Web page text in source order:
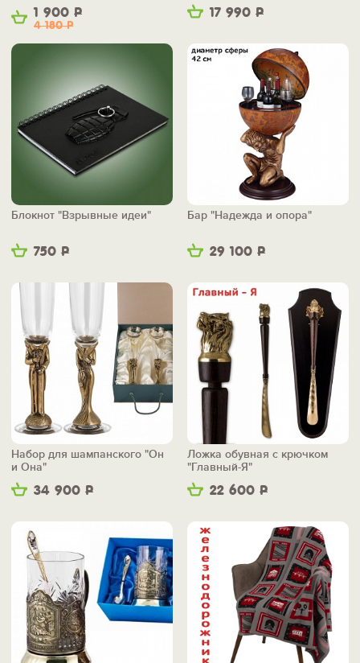
1 900 Р
4 180Р
17 990 Р
750 Р
Блокнот "Взрывные идеи"
29 100 Р
Бар "Надежда и опора"
34 900 Р
Набор для шампанского "Он
и Она"
22 600 Р
Ложка обувная с крючком
"Главный-Я"